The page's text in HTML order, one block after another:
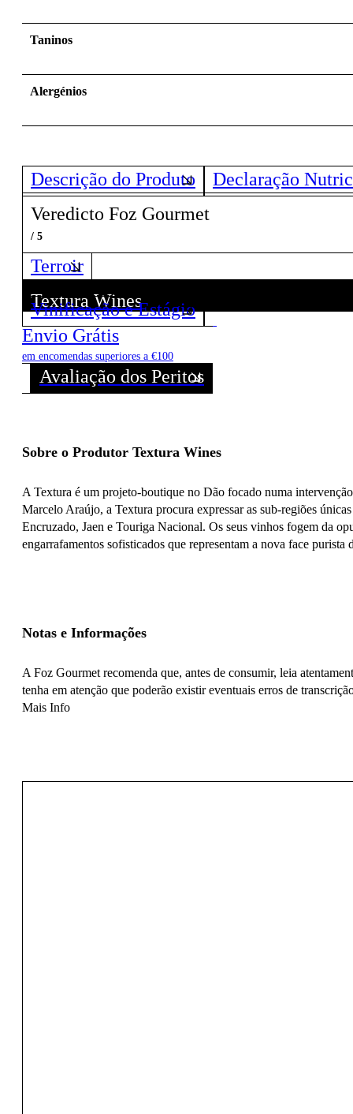
Taninos
Alergénios
Descrição do Produto
Declaração
Veredicto Foz Gourmet
/ 5
Terroir
Textura Wines
Descubra todos os Vinhos deste Produtor!
Vinificação e Estágio
Envio Grátis
em encomendas superiores a €100
Avaliação dos Peritos
Sobre o Produtor Textura Wines
A Textura é um projeto-boutique no Dão focado numa
Marcelo Araújo, a Textura procura expressar as sub-regiões
Encruzado, Jaen e Touriga Nacional. Os seus vinhos fogem da
engarrafamentos sofisticados que representam a nova face purista
Notas e Informações
A Foz Gourmet recomenda que, antes de consumir, leia
tenha em atenção que poderão existir eventuais erros de
Mais Info